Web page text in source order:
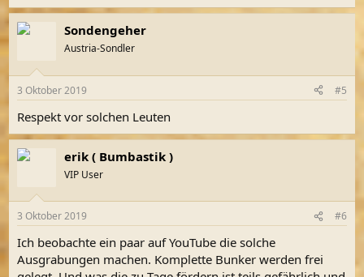
Sondengeher
Austria-Sondler
3 Oktober 2019 #5
Respekt vor solchen Leuten
erik ( Bumbastik )
VIP User
3 Oktober 2019 #6
Ich beobachte ein paar auf YouTube die solche
Ausgrabungen machen. Komplette Bunker werden frei